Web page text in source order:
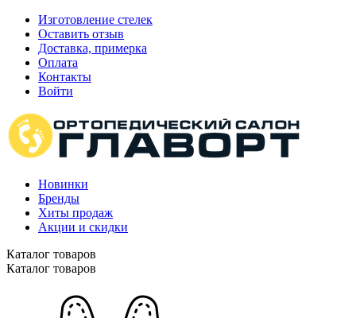
Изготовление стелек
Оставить отзыв
Доставка, примерка
Оплата
Контакты
Войти
Новинки
Бренды
Хиты продаж
Акции и скидки
Каталог товаров
Каталог товаров